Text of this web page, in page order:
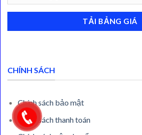
CHÍNH SÁCH
Chính sách bảo mật
Chính sách thanh toán